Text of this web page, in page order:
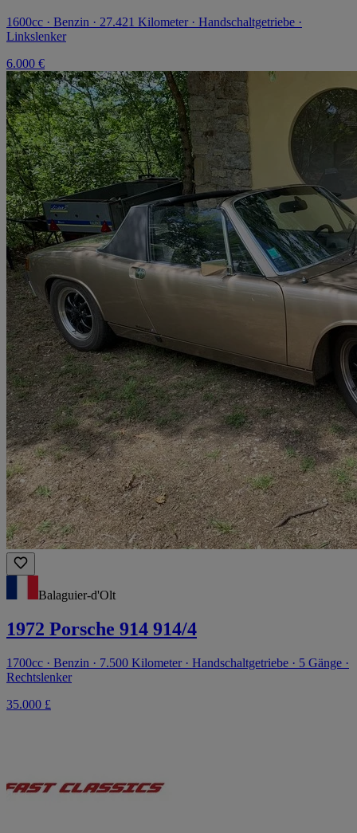
1600cc · Benzin · 27.421 Kilometer · Handschaltgetriebe ·
Linkslenker
6.000 €
Balaguier-d'Olt
1972 Porsche 914 914/4
1700cc · Benzin · 7.500 Kilometer · Handschaltgetriebe · 5 Gänge ·
Rechtslenker
35.000 £